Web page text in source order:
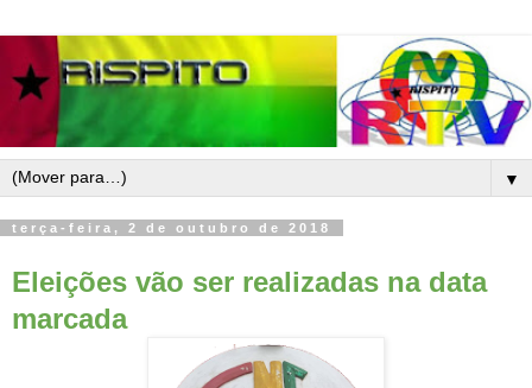
▼
terça-feira, 2 de outubro de 2018
Eleições vão ser realizadas na data
marcada